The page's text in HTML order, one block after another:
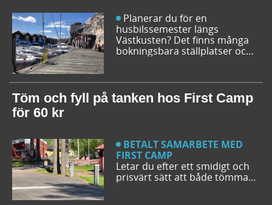
husbilssemester längs
Västkusten? Det finns många
bokningsbara ställplatser och
campingturen. Vi ger dig några
bra förslag på ställplatser och
husbilsplatser så att du kan
Töm och fyll på tanken hos First Camp
för 60 kr
BETALT SAMARBETE MED
FIRST CAMP
Letar du efter ett smidigt och
prisvärt sätt att både tömma